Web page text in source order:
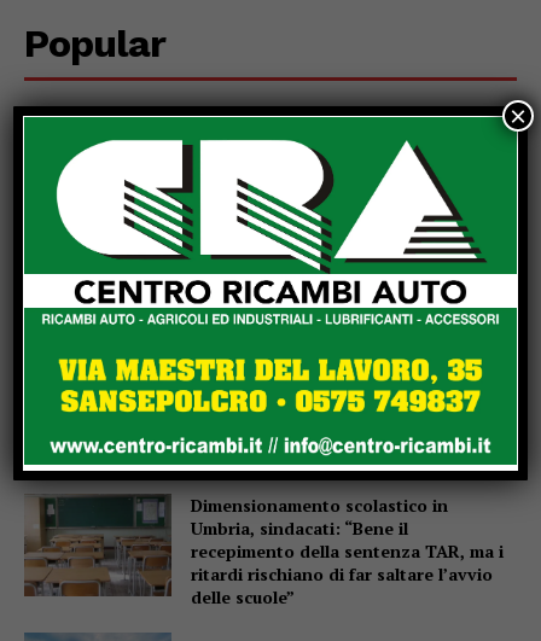
Popular
La Storia, quando una lezione si canta
invece di scriverla alla lavagna
Motociclo senza patente,
assicurazione e revisione scadute da
anni: pizzicato dal Targa System un
70enne
San Sisto sott’acqua dopo i lavori,
Forza Italia: “Basta una pioggia per far
saltare tutto”
Dimensionamento scolastico in
Umbria, sindacati: “Bene il
recepimento della sentenza TAR, ma i
ritardi rischiano di far saltare l’avvio
delle scuole”
×